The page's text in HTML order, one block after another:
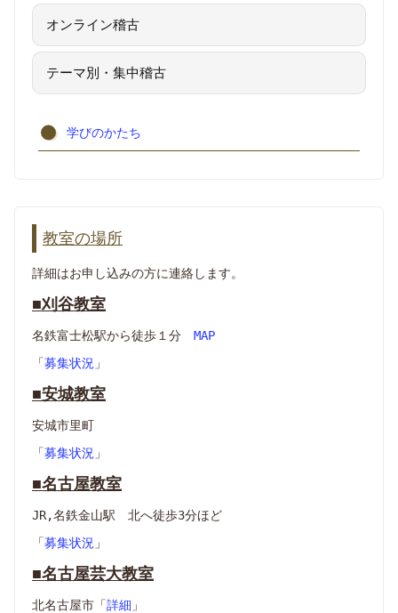
オンライン稽古
テーマ別・集中稽古
学びのかたち
教室の場所
詳細はお申し込みの方に連絡します。
■刈谷教室
名鉄富士松駅から徒歩１分 MAP
「募集状況 」
■安城教室
安城市里町
「募集状況 」
■名古屋教室
JR,名鉄金山駅 北へ徒歩3分ほど
「募集状況 」
■名古屋芸大教室
北名古屋市「詳細 」